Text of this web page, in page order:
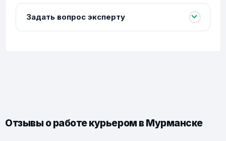
Задать вопрос эксперту
Отзывы о работе курьером в Мурманске